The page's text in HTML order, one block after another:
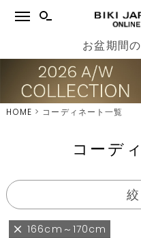
お盆期間
HOME コーディネート一覧
コーデ
166cm～170cm